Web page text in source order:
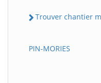
Trouver chantier
PIN-MORIES